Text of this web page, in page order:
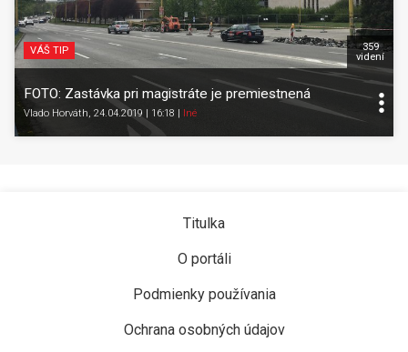
VÁŠ TIP
FOTO: Zastávka pri magistráte je premiestnená
Vlado Horváth, 24.04.2019 | 16:18 Iné
359
videní
Titulka
O portáli
Podmienky používania
Ochrana osobných údajov